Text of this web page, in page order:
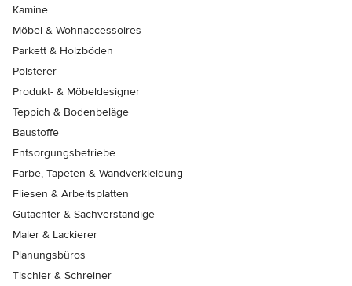
Kamine
Möbel & Wohnaccessoires
Parkett & Holzböden
Polsterer
Produkt- & Möbeldesigner
Teppich & Bodenbeläge
Baustoffe
Entsorgungsbetriebe
Farbe, Tapeten & Wandverkleidung
Fliesen & Arbeitsplatten
Gutachter & Sachverständige
Maler & Lackierer
Planungsbüros
Tischler & Schreiner